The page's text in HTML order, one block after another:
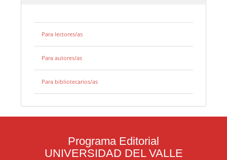
Para lectores/as
Para autores/as
Para bibliotecarios/as
Programa Editorial
UNIVERSIDAD DEL VALLE